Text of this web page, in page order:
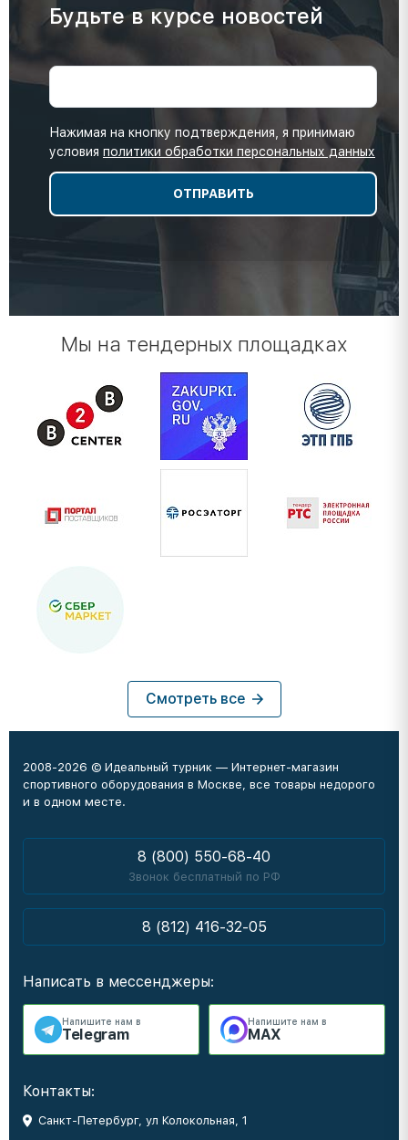
Будьте в курсе новостей
Нажимая на кнопку подтверждения, я принимаю
условия политики обработки персональных данных
Мы на тендерных площадках
Смотреть все
2008-2026 © Идеальный турник — Интернет-магазин
спортивного оборудования в Москве, все товары недорого
и в одном месте.
8 (800) 550-68-40
Звонок бесплатный по РФ
8 (812) 416-32-05
Написать в мессенджеры:
Напишите нам в
Telegram
Напишите нам в
MAX
Контакты:
Санкт-Петербург, ул Колокольная, 1